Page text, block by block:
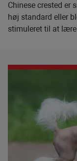
Chinese crested er
høj standard eller
stimuleret til at